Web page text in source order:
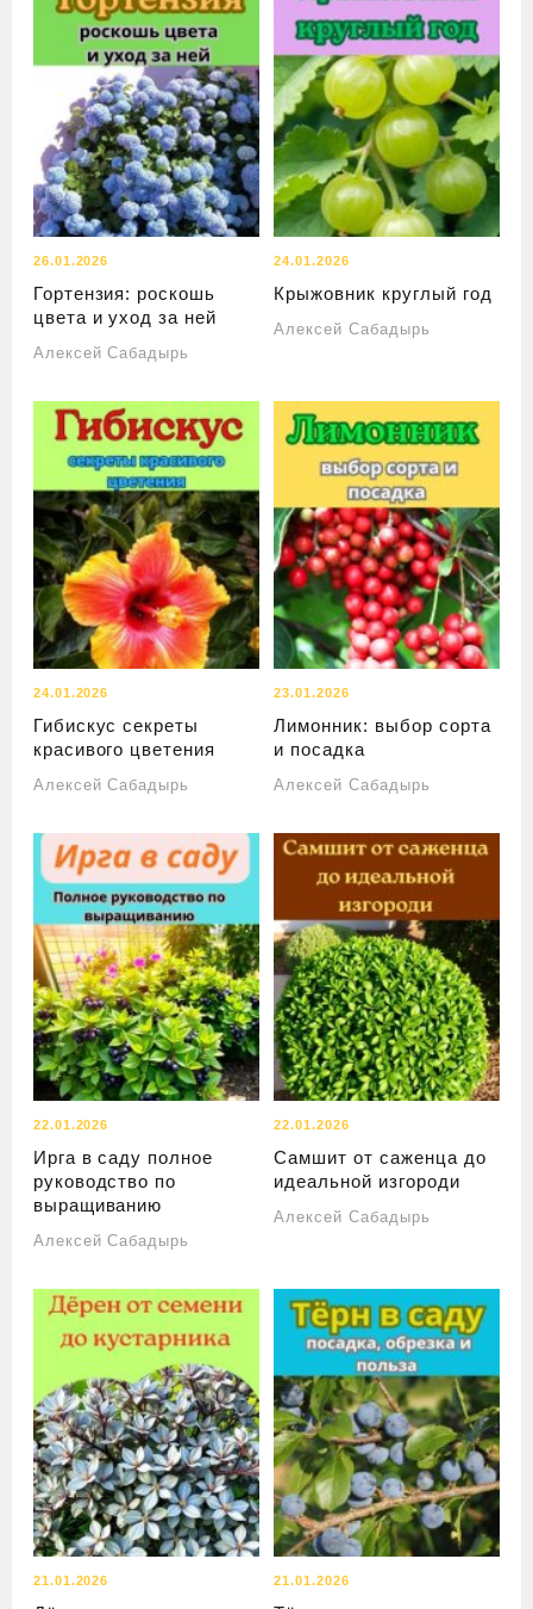
26.01.2026
Гортензия: роскошь
цвета и уход за ней
Алексей Сабадырь
24.01.2026
Крыжовник круглый год
Алексей Сабадырь
24.01.2026
Гибискус секреты
красивого цветения
Алексей Сабадырь
23.01.2026
Лимонник: выбор сорта
и посадка
Алексей Сабадырь
22.01.2026
Ирга в саду полное
руководство по
выращиванию
Алексей Сабадырь
22.01.2026
Самшит от саженца до
идеальной изгороди
Алексей Сабадырь
21.01.2026 21.01.2026